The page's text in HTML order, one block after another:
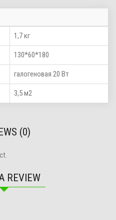
1,7 кг
130*60*180
галогеновая 20 Вт
3,5 м2
(0)
REVIEW